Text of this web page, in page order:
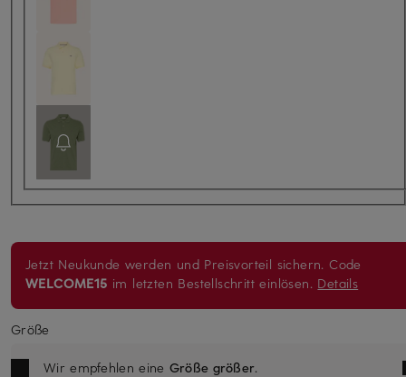
Jetzt Neukunde werden und Preisvorteil sichern. Code
WELCOME15 im letzten Bestellschritt einlösen. Details
Größe
Wir empfehlen eine Größe größer.